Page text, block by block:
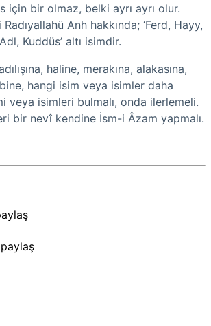
için bir olmaz, belki ayrı ayrı olur.
Anh hakkında; ‘Ferd, Hayy,
Kuddüs’ altı isimdir.
haline, merakına, alakasına,
hangi isim veya isimler daha
veya isimleri bulmalı, onda ilerlemeli.
bir nevî kendine İsm-i Âzam yapmalı.